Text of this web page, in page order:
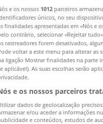
e os nossos 1012 parceiros
únicos, no seu
finalidades apresentadas em «Nós e
contrário, selecionar «Rejeitar
rastreadores forem desativados,
voltar a este menu para alterar
ligação Mostrar finalidades na parte
aplicável). As suas escolhas serão
e os nossos parceiros
dados de geolocalização
e/ou aceder a informações
e conteúdos, estudos de